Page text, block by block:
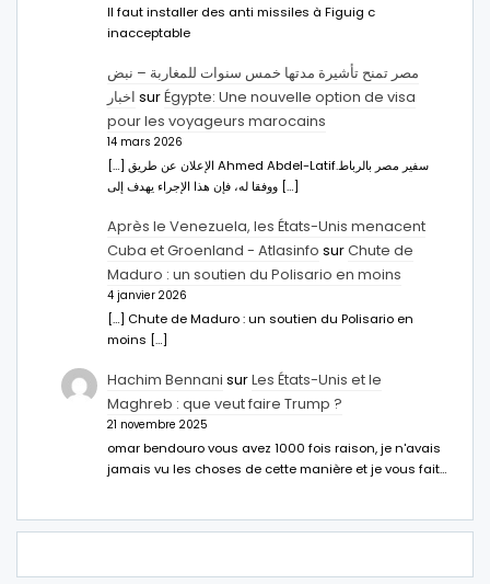
Il faut installer des anti missiles à Figuig c
inacceptable
مصر تمنح تأشيرة مدتها خمس سنوات للمغاربة – نبض
اخبار surÉgypte: Une nouvelle option de visa
pour les voyageurs marocains
14 mars 2026
[…] الإعلان عن طريق Ahmed Abdel-Latifسفير مصر بالرباط.
ووفقا له، فإن هذا الإجراء يهدف إلى […]
Après le Venezuela, les États-Unis menacent
Cuba et Groenland - Atlasinfo surChute de
Maduro : un soutien du Polisario en moins
4 janvier 2026
[…] Chute de Maduro : un soutien du Polisario en
moins […]
Hachim Bennani surLes États-Unis et le
Maghreb : que veut faire Trump ?
21 novembre 2025
omar bendouro vous avez 1000 fois raison, je n'avais
jamais vu les choses de cette manière et je vous fait…